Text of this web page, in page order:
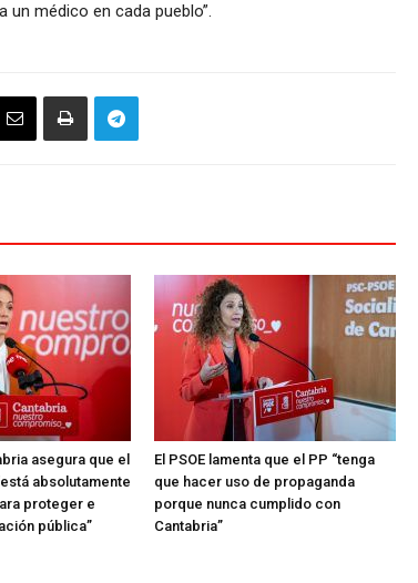
un médico en cada pueblo”.
asegura que el
absolutamente
proteger e
pública”
El PSOE lamenta que el PP “tenga
que hacer uso de propaganda
porque nunca cumplido con
Cantabria”